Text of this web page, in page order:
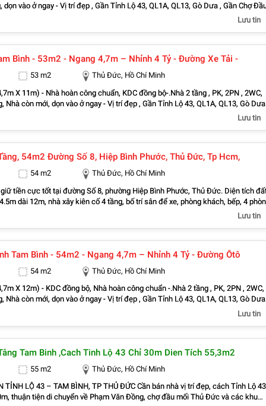
dọn vào ở ngay - Vị trí đẹp , Gần Tỉnh Lộ 43, QL1A, QL13, Gò Dưa , Gần Chợ
Thủ Đức, Chợ Tam Bình, Chợ Bình Chiểu, Bách Hóa Xanh, Co.op Food,
Trung 2, KCN Đồng An, KCN Bình Chiểu, KCN Sóng Thần, Gần Trường mầm non,
Lưu tin
Bình - 53m2 - Ngang 4,7m – Nhỉnh 4 Tỷ - Đường Xe Tải -
53 m2
Thủ Đức, Hồ Chí Minh
X 11m) - Nhà hoàn công chuẩn, KDC đồng bộ-.Nhà 2 tầng , PK, 2PN , 2WC,
Nhà còn mới, dọn vào ở ngay - Vị trí đẹp , Gần Tỉnh Lộ 43, QL1A, QL13, Gò Dưa
Nông Sản Thủ Đức, Chợ Tam Bình, Chợ Bình Chiểu, Bách Hóa Xanh, Co.op
Thần, Gần
Lưu tin
54m2 Đường Số 8, Hiệp Bình Phước, Thủ Đức, Tp Hcm,
54 m2
Thủ Đức, Hồ Chí Minh
tiền cực tốt tại đường Số 8, phường Hiệp Bình Phước, Thủ Đức. Diện tích đất
dài 12m, nhà xây kiên cố 4 tầng, bố trí sân để xe, phòng khách, bếp, 4
sinh. Nhà hiện trạng còn mới, mua về là có thể cho thuê ngay hoặc ở liền đều
chị nào đang muốn tìm tài sản tích lũy, chống lạm phát tốt. Pháp lý thì hoàn
đã có Sổ hồng riêng, sang tên công chứng trong ngày. Anh chị nào quan tâm
thực tế thì liên hệ em qua số 0933125879 để em hỗ trợ mở cửa nhé. Cảm ơn
Lưu tin
Tam Bình - 54m2 - Ngang 4,7m – Nhỉnh 4 Tỷ - Đường Ôtô
54 m2
Thủ Đức, Hồ Chí Minh
X 12m) - KDC đồng bộ, Nhà hoàn công chuẩn -.Nhà 2 tầng , PK, 2PN , 2WC,
Nhà còn mới, dọn vào ở ngay - Vị trí đẹp , Gần Tỉnh Lộ 43, QL1A, QL13, Gò Dưa
Nông Sản Thủ Đức, Chợ Tam Bình, Chợ Bình Chiểu, Bách Hóa Xanh, Co.op
Thần, Gần
Lưu tin
Tam Binh ,cach Tinh Lộ 43 Chỉ 30m Dien Tích 55,3m2
55 m2
Thủ Đức, Hồ Chí Minh
TỈNH LỘ 43 – TAM BÌNH, TP THỦ ĐỨC Cần bán nhà vị trí đẹp, cách Tỉnh Lộ 43
thuận tiện di chuyển về Phạm Văn Đồng, chợ đầu mối Thủ Đức và các khu